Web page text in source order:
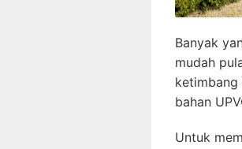
Banyak
mudah
bahan
Untuk